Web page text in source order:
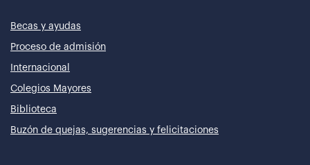
Becas y ayudas
Proceso de admisión
Internacional
Colegios Mayores
Biblioteca
Buzón de quejas, sugerencias y felicitaciones